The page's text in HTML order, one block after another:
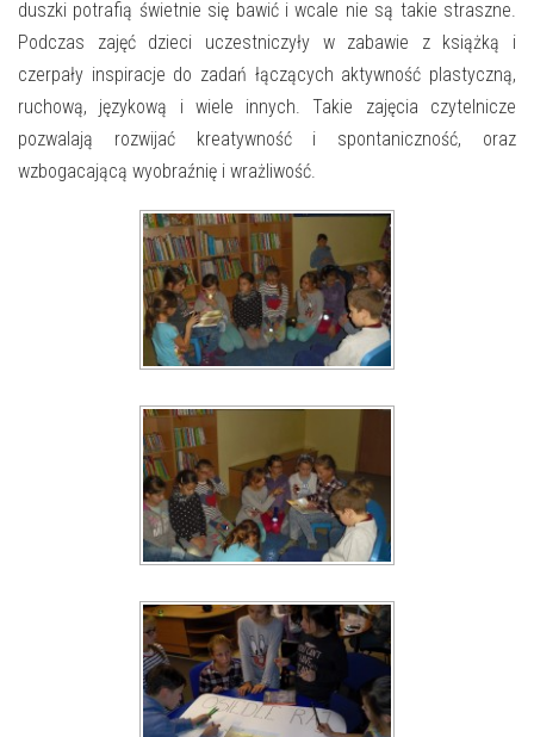
duszki potrafią świetnie się bawić i wcale nie są takie straszne.
Podczas zajęć dzieci uczestniczyły w zabawie z książką i
czerpały inspiracje do zadań łączących aktywność plastyczną,
ruchową, językową i wiele innych. Takie zajęcia czytelnicze
pozwalają rozwijać kreatywność i spontaniczność, oraz
wzbogacającą wyobraźnię i wrażliwość.